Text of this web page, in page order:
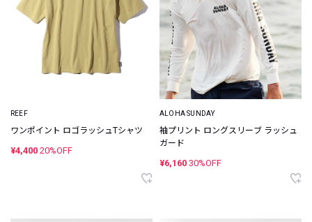
REEF
ワンポイント ロゴラッシュTシャツ
¥4,400 20%OFF
ALOHA SUNDAY
袖プリント ロングスリーブ ラッシュ
ガード
¥6,160 30%OFF